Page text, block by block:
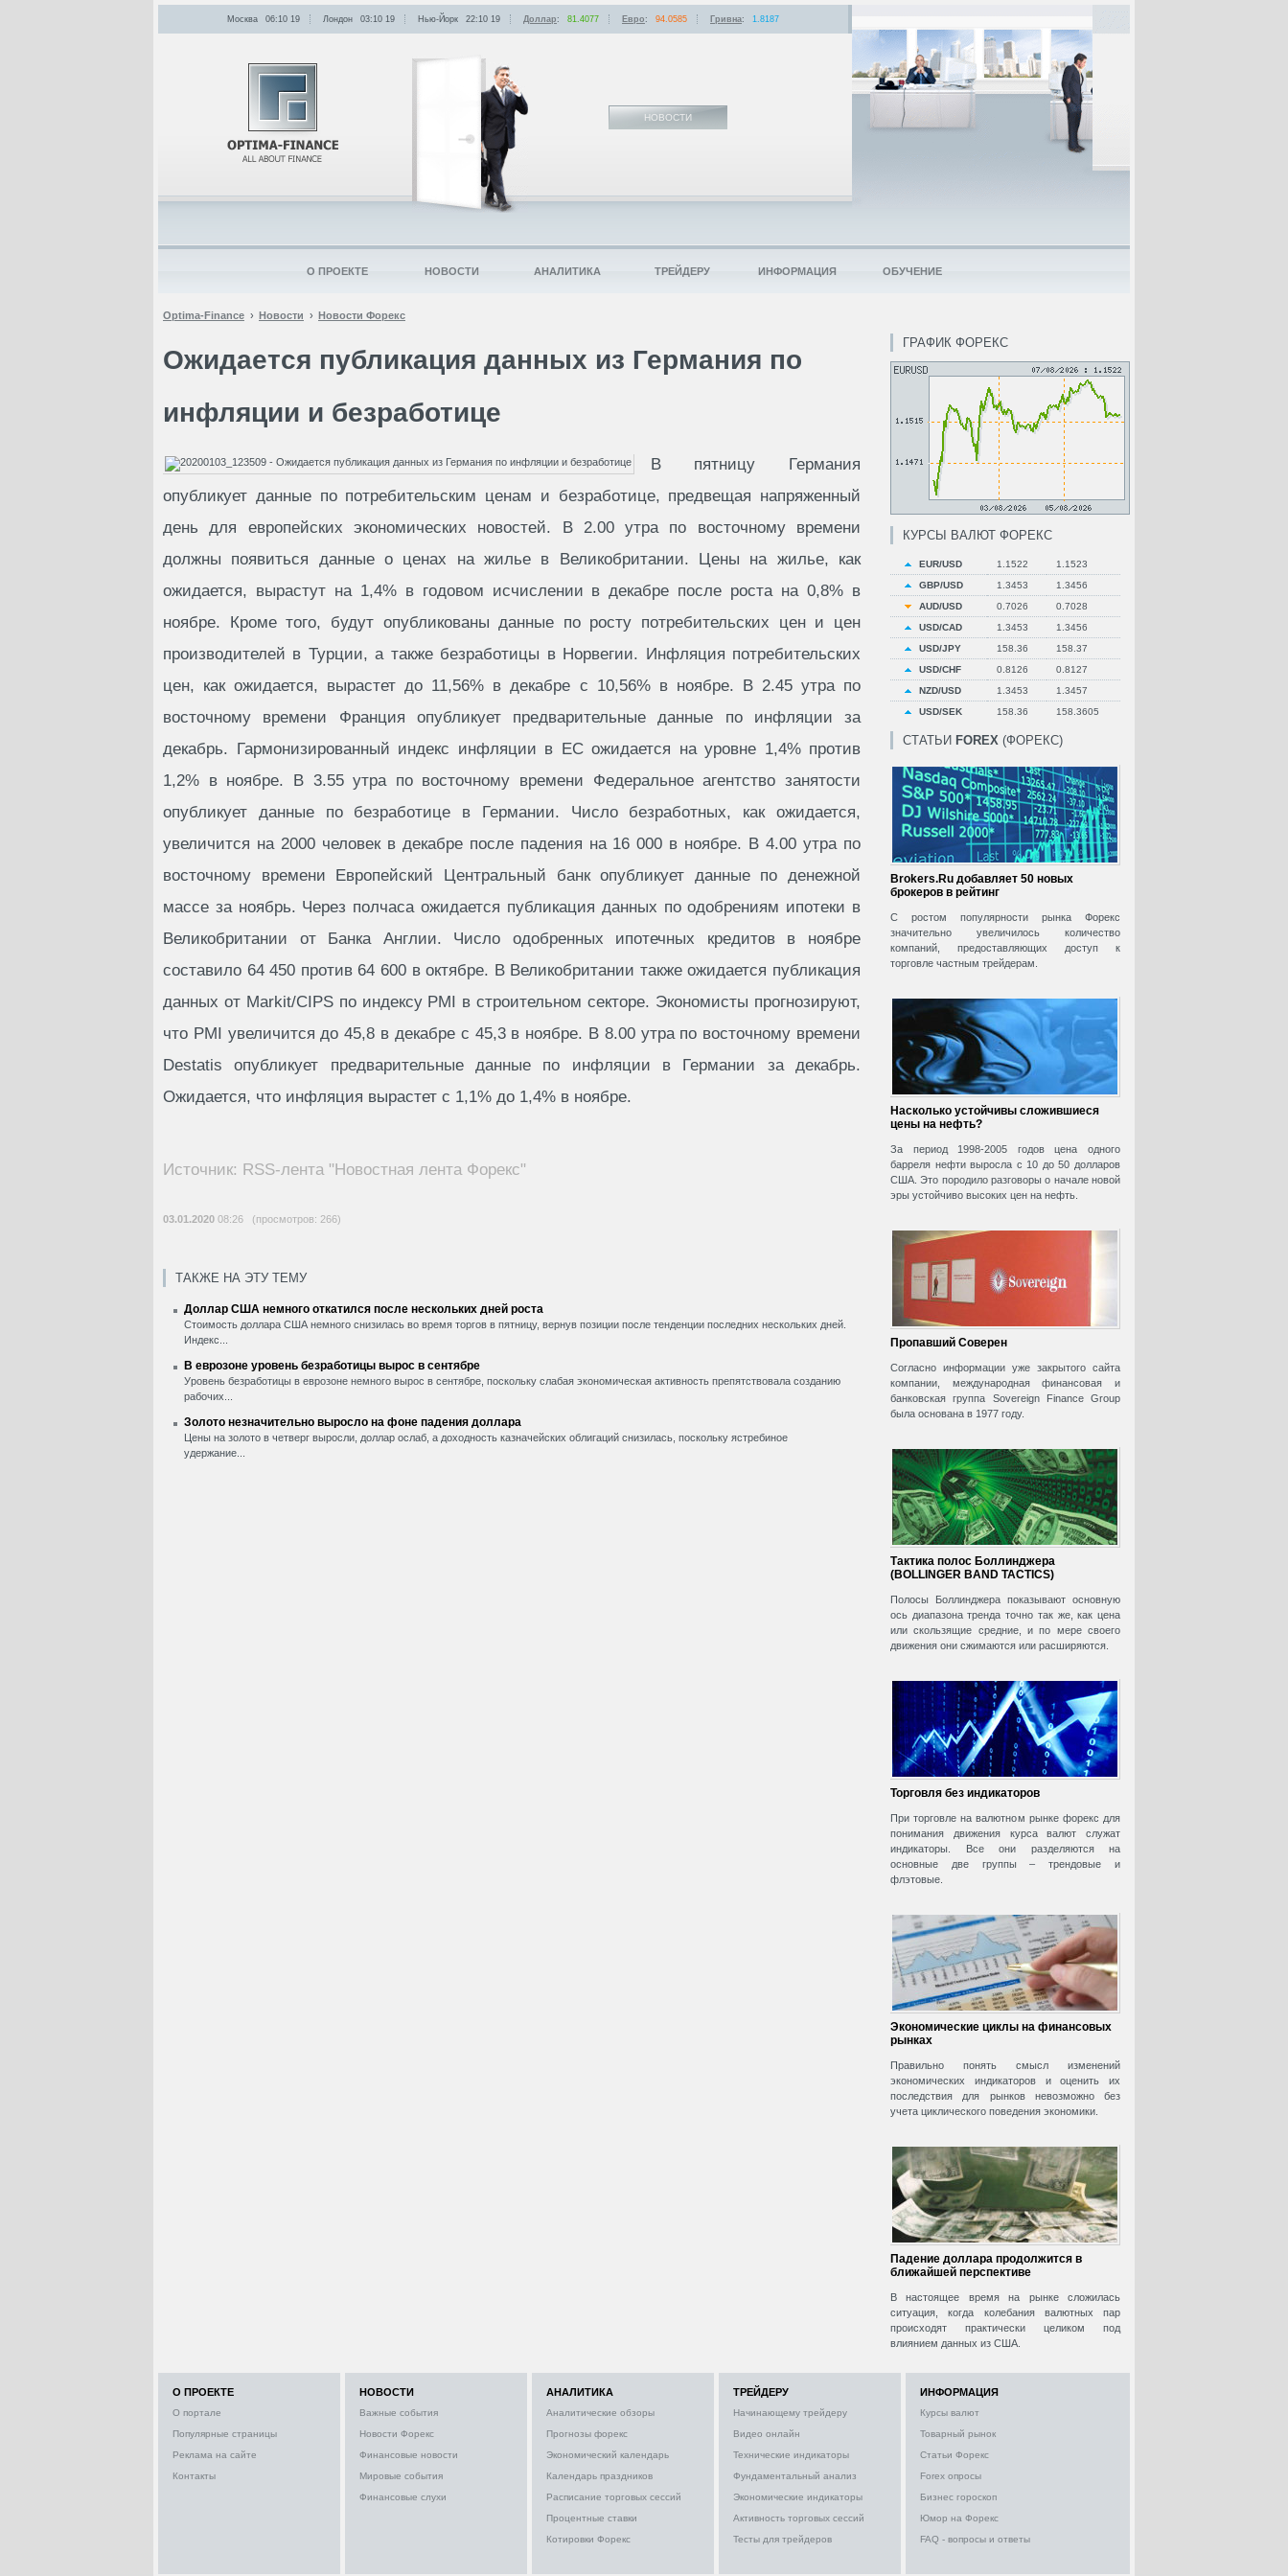
Optima-Finance Новости Новости Форекс
Ожидается публикация данных из Германия по
инфляции и безработице
В пятницу Германия
опубликует данные по потребительским ценам и безработице, предвещая напряженный
день для европейских экономических новостей. В 2.00 утра по восточному времени
должны появиться данные о ценах на жилье в Великобритании. Цены на жилье, как
ожидается, вырастут на 1,4% в годовом исчислении в декабре после роста на 0,8% в
ноябре. Кроме того, будут опубликованы данные по росту потребительских цен и цен
производителей в Турции, а также безработицы в Норвегии. Инфляция потребительских
цен, как ожидается, вырастет до 11,56% в декабре с 10,56% в ноябре. В 2.45 утра по
восточному времени Франция опубликует предварительные данные по инфляции за
декабрь. Гармонизированный индекс инфляции в ЕС ожидается на уровне 1,4% против
1,2% в ноябре. В 3.55 утра по восточному времени Федеральное агентство занятости
опубликует данные по безработице в Германии. Число безработных, как ожидается,
увеличится на 2000 человек в декабре после падения на 16 000 в ноябре. В 4.00 утра по
восточному времени Европейский Центральный банк опубликует данные по денежной
массе за ноябрь. Через полчаса ожидается публикация данных по одобрениям ипотеки в
Великобритании от Банка Англии. Число одобренных ипотечных кредитов в ноябре
составило 64 450 против 64 600 в октябре. В Великобритании также ожидается публикация
данных от Markit/CIPS по индексу PMI в строительном секторе. Экономисты прогнозируют,
что PMI увеличится до 45,8 в декабре с 45,3 в ноябре. В 8.00 утра по восточному времени
Destatis опубликует предварительные данные по инфляции в Германии за декабрь.
Ожидается, что инфляция вырастет с 1,1% до 1,4% в ноябре.
Источник: RSS-лента "Новостная лента Форекс"
03.01.2020 08:26 (просмотров: 266)
ТАКЖЕ НА ЭТУ ТЕМУ
Доллар США немного откатился после нескольких дней роста
Стоимость доллара США немного снизилась во время торгов в пятницу, вернув позиции после тенденции последних нескольких дней.
Индекс...
В еврозоне уровень безработицы вырос в сентябре
Уровень безработицы в еврозоне немного вырос в сентябре, поскольку слабая экономическая активность препятствовала созданию
рабочих...
Золото незначительно выросло на фоне падения доллара
Цены на золото в четверг выросли, доллар ослаб, а доходность казначейских облигаций снизилась, поскольку ястребиное
удержание...
ГРАФИК ФОРЕКС
КУРСЫ ВАЛЮТ ФОРЕКС
EUR/USD 1.1522
1.1523
GBP/USD
1.3453
1.3456
AUD/USD
0.7026
0.7028
USD/CAD
1.3453
1.3456
USD/JPY
158.36
158.37
USD/CHF
0.8126
0.8127
NZD/USD
1.3453
1.3457
USD/SEK
158.36 158.3605
СТАТЬИ FOREX (ФОРЕКС)
Brokers.Ru добавляет 50 новых
брокеров в рейтинг
С ростом популярности рынка Форекс
значительно увеличилось количество
компаний, предоставляющих доступ к
торговле частным трейдерам.
Насколько устойчивы сложившиеся
цены на нефть?
За период 1998-2005 годов цена одного
барреля нефти выросла с 10 до 50 долларов
США. Это породило разговоры о начале новой
эры устойчиво высоких цен на нефть.
Пропавший Соверен
Согласно информации уже закрытого сайта
компании, международная финансовая и
банковская группа Sovereign Finance Group
была основана в 1977 году.
Тактика полос Боллинджера
(BOLLINGER BAND TACTICS)
Полосы Боллинджера показывают основную
ось диапазона тренда точно так же, как цена
или скользящие средние, и по мере своего
движения они сжимаются или расширяются.
Торговля без индикаторов
При торговле на валютном рынке форекс для
понимания движения курса валют служат
индикаторы. Все они разделяются на
основные две группы – трендовые и
флэтовые.
Экономические циклы на финансовых
рынках
Правильно понять смысл изменений
экономических индикаторов и оценить их
последствия для рынков невозможно без
учета циклического поведения экономики.
Падение доллара продолжится в
ближайшей перспективе
В настоящее время на рынке сложилась
ситуация, когда колебания валютных пар
происходят практически целиком под
влиянием данных из США.
НОВОСТИ
Москва 06:10 19 Лондон 03:10 19 Нью-Йорк 22:10 19 Доллар: 81.4077 Евро: 94.0585 Гривна: 1.8187
О ПРОЕКТЕ НОВОСТИ АНАЛИТИКА ТРЕЙДЕРУ ИНФОРМАЦИЯ ОБУЧЕНИЕ
О ПРОЕКТЕ
О портале
Популярные страницы
Реклама на сайте
Контакты
НОВОСТИ
Важные события
Новости Форекс
Финансовые новости
Мировые события
Финансовые слухи
АНАЛИТИКА
Аналитические обзоры
Прогнозы форекс
Экономический календарь
Календарь праздников
Расписание торговых сессий
Процентные ставки
Котировки Форекс
ТРЕЙДЕРУ
Начинающему трейдеру
Видео онлайн
Технические индикаторы
Фундаментальный анализ
Экономические индикаторы
Активность торговых сессий
Тесты для трейдеров
ИНФОРМАЦИЯ
Курсы валют
Товарный рынок
Статьи Форекс
Forex опросы
Бизнес гороскоп
Юмор на Форекс
FAQ - вопросы и ответы